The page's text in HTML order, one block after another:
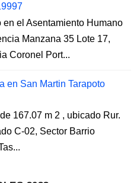
en el Asentamiento Humano
Manzana 35 Lote 17,
Coronel Port...
en San Martin Tarapoto
167.07 m 2 , ubicado Rur.
C-02, Sector Barrio